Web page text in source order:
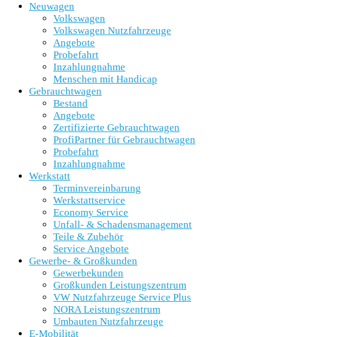
Neuwagen
Volkswagen
Volkswagen Nutzfahrzeuge
Angebote
Probefahrt
Inzahlungnahme
Menschen mit Handicap
Gebrauchtwagen
Bestand
Angebote
Zertifizierte Gebrauchtwagen
ProfiPartner für Gebrauchtwagen
Probefahrt
Inzahlungnahme
Werkstatt
Terminvereinbarung
Werkstattservice
Economy Service
Unfall- & Schadensmanagement
Teile & Zubehör
Service Angebote
Gewerbe- & Großkunden
Gewerbekunden
Großkunden Leistungszentrum
VW Nutzfahrzeuge Service Plus
NORA Leistungszentrum
Umbauten Nutzfahrzeuge
E-Mobilität